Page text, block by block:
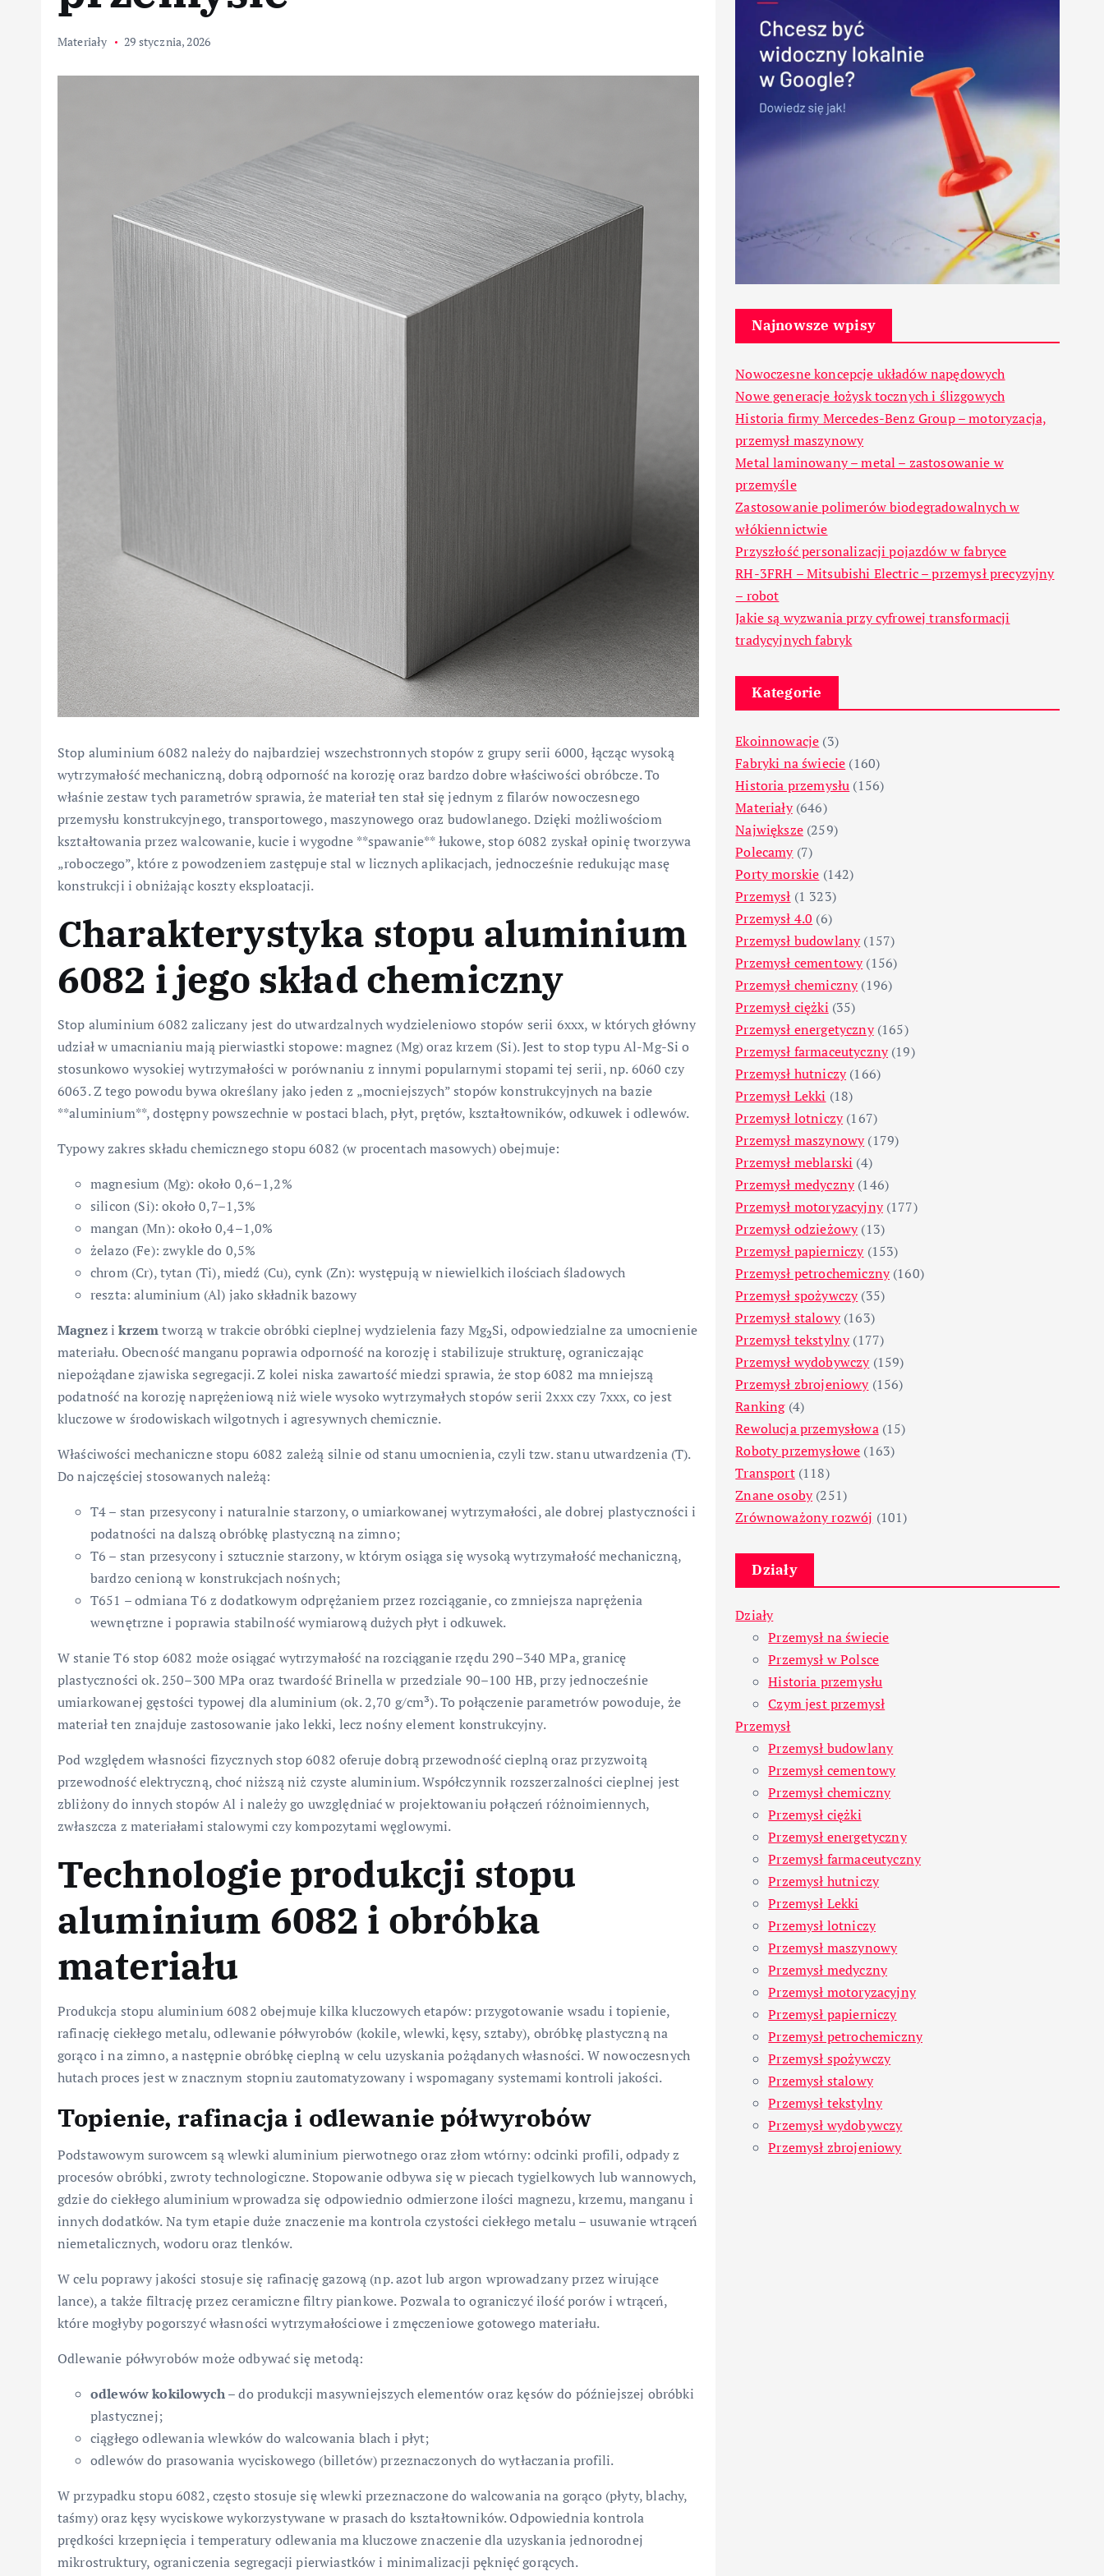
Materiały 29 stycznia, 2026
Stop aluminium 6082 należy do najbardziej wszechstronnych stopów z grupy serii 6000, łącząc wysoką
wytrzymałość mechaniczną, dobrą odporność na korozję oraz bardzo dobre właściwości obróbcze. To
właśnie zestaw tych parametrów sprawia, że materiał ten stał się jednym z filarów nowoczesnego
przemysłu konstrukcyjnego, transportowego, maszynowego oraz budowlanego. Dzięki możliwościom
kształtowania przez walcowanie, kucie i wygodne **spawanie** łukowe, stop 6082 zyskał opinię tworzywa
„roboczego”, które z powodzeniem zastępuje stal w licznych aplikacjach, jednocześnie redukując masę
konstrukcji i obniżając koszty eksploatacji.
Charakterystyka stopu aluminium
6082 i jego skład chemiczny
Stop aluminium 6082 zaliczany jest do utwardzalnych wydzieleniowo stopów serii 6xxx, w których główny
udział w umacnianiu mają pierwiastki stopowe: magnez (Mg) oraz krzem (Si). Jest to stop typu Al-Mg-Si o
stosunkowo wysokiej wytrzymałości w porównaniu z innymi popularnymi stopami tej serii, np. 6060 czy
6063. Z tego powodu bywa określany jako jeden z „mocniejszych” stopów konstrukcyjnych na bazie
**aluminium**, dostępny powszechnie w postaci blach, płyt, prętów, kształtowników, odkuwek i odlewów.
Typowy zakres składu chemicznego stopu 6082 (w procentach masowych) obejmuje:
magnesium (Mg): około 0,6–1,2%
silicon (Si): około 0,7–1,3%
mangan (Mn): około 0,4–1,0%
żelazo (Fe): zwykle do 0,5%
chrom (Cr), tytan (Ti), miedź (Cu), cynk (Zn): występują w niewielkich ilościach śladowych
reszta: aluminium (Al) jako składnik bazowy
Magnezikrzemtworzą w trakcie obróbki cieplnej wydzielenia fazy Mg2Si, odpowiedzialne za umocnienie
materiału. Obecność manganu poprawia odporność na korozję i stabilizuje strukturę, ograniczając
niepożądane zjawiska segregacji. Z kolei niska zawartość miedzi sprawia, że stop 6082 ma mniejszą
podatność na korozję naprężeniową niż wiele wysoko wytrzymałych stopów serii 2xxx czy 7xxx, co jest
kluczowe w środowiskach wilgotnych i agresywnych chemicznie.
Właściwości mechaniczne stopu 6082 zależą silnie od stanu umocnienia, czyli tzw. stanu utwardzenia (T).
Do najczęściej stosowanych należą:
T4 – stan przesycony i naturalnie starzony, o umiarkowanej wytrzymałości, ale dobrej plastyczności i
podatności na dalszą obróbkę plastyczną na zimno;
T6 – stan przesycony i sztucznie starzony, w którym osiąga się wysoką wytrzymałość mechaniczną,
bardzo cenioną w konstrukcjach nośnych;
T651 – odmiana T6 z dodatkowym odprężaniem przez rozciąganie, co zmniejsza naprężenia
wewnętrzne i poprawia stabilność wymiarową dużych płyt i odkuwek.
W stanie T6 stop 6082 może osiągać wytrzymałość na rozciąganie rzędu 290–340 MPa, granicę
plastyczności ok. 250–300 MPa oraz twardość Brinella w przedziale 90–100 HB, przy jednocześnie
umiarkowanej gęstości typowej dla aluminium (ok. 2,70 g/cm³). To połączenie parametrów powoduje, że
materiał ten znajduje zastosowanie jako lekki, lecz nośny element konstrukcyjny.
Pod względem własności fizycznych stop 6082 oferuje dobrą przewodność cieplną oraz przyzwoitą
przewodność elektryczną, choć niższą niż czyste aluminium. Współczynnik rozszerzalności cieplnej jest
zbliżony do innych stopów Al i należy go uwzględniać w projektowaniu połączeń różnoimiennych,
zwłaszcza z materiałami stalowymi czy kompozytami węglowymi.
Technologie produkcji stopu
aluminium 6082 i obróbka
materiału
Produkcja stopu aluminium 6082 obejmuje kilka kluczowych etapów: przygotowanie wsadu i topienie,
rafinację ciekłego metalu, odlewanie półwyrobów (kokile, wlewki, kęsy, sztaby), obróbkę plastyczną na
gorąco i na zimno, a następnie obróbkę cieplną w celu uzyskania pożądanych własności. W nowoczesnych
hutach proces jest w znacznym stopniu zautomatyzowany i wspomagany systemami kontroli jakości.
Topienie, rafinacja i odlewanie półwyrobów
Podstawowym surowcem są wlewki aluminium pierwotnego oraz złom wtórny: odcinki profili, odpady z
procesów obróbki, zwroty technologiczne. Stopowanie odbywa się w piecach tygielkowych lub wannowych,
gdzie do ciekłego aluminium wprowadza się odpowiednio odmierzone ilości magnezu, krzemu, manganu i
innych dodatków. Na tym etapie duże znaczenie ma kontrola czystości ciekłego metalu – usuwanie wtrąceń
niemetalicznych, wodoru oraz tlenków.
W celu poprawy jakości stosuje się rafinację gazową (np. azot lub argon wprowadzany przez wirujące
lance), a także filtrację przez ceramiczne filtry piankowe. Pozwala to ograniczyć ilość porów i wtrąceń,
które mogłyby pogorszyć własności wytrzymałościowe i zmęczeniowe gotowego materiału.
Odlewanie półwyrobów może odbywać się metodą:
odlewów kokilowych– do produkcji masywniejszych elementów oraz kęsów do późniejszej obróbki
plastycznej;
ciągłego odlewania wlewków do walcowania blach i płyt;
odlewów do prasowania wyciskowego (billetów) przeznaczonych do wytłaczania profili.
W przypadku stopu 6082, często stosuje się wlewki przeznaczone do walcowania na gorąco (płyty, blachy,
taśmy) oraz kęsy wyciskowe wykorzystywane w prasach do kształtowników. Odpowiednia kontrola
prędkości krzepnięcia i temperatury odlewania ma kluczowe znaczenie dla uzyskania jednorodnej
mikrostruktury, ograniczenia segregacji pierwiastków i minimalizacji pęknięć gorących.
Najnowsze wpisy
Nowoczesne koncepcje układów napędowych
Nowe generacje łożysk tocznych i ślizgowych
Historia firmy Mercedes-Benz Group – motoryzacja,
przemysł maszynowy
Metal laminowany – metal – zastosowanie w
przemyśle
Zastosowanie polimerów biodegradowalnych w
włókiennictwie
Przyszłość personalizacji pojazdów w fabryce
RH-3FRH – Mitsubishi Electric – przemysł precyzyjny
– robot
Jakie są wyzwania przy cyfrowej transformacji
tradycyjnych fabryk
Kategorie
Ekoinnowacje (3)
Fabryki na świecie (160)
Historia przemysłu (156)
Materiały(646)
Największe(259)
Polecamy(7)
Porty morskie (142)
Przemysł (1 323)
Przemysł 4.0 (6)
Przemysł budowlany(157)
Przemysł cementowy(156)
Przemysł chemiczny(196)
Przemysł ciężki (35)
Przemysł energetyczny(165)
Przemysł farmaceutyczny(19)
Przemysł hutniczy(166)
Przemysł Lekki (18)
Przemysł lotniczy(167)
Przemysł maszynowy(179)
Przemysł meblarski (4)
Przemysł medyczny(146)
Przemysł motoryzacyjny(177)
Przemysł odzieżowy(13)
Przemysł papierniczy(153)
Przemysł petrochemiczny(160)
Przemysł spożywczy(35)
Przemysł stalowy(163)
Przemysł tekstylny(177)
Przemysł wydobywczy(159)
Przemysł zbrojeniowy(156)
Ranking(4)
Rewolucja przemysłowa(15)
Roboty przemysłowe (163)
Transport(118)
Znane osoby(251)
Zrównoważony rozwój (101)
Działy
Działy
Przemysł na świecie
Przemysł w Polsce
Historia przemysłu
Czym jest przemysł
Przemysł
Przemysł budowlany
Przemysł cementowy
Przemysł chemiczny
Przemysł ciężki
Przemysł energetyczny
Przemysł farmaceutyczny
Przemysł hutniczy
Przemysł Lekki
Przemysł lotniczy
Przemysł maszynowy
Przemysł medyczny
Przemysł motoryzacyjny
Przemysł papierniczy
Przemysł petrochemiczny
Przemysł spożywczy
Przemysł stalowy
Przemysł tekstylny
Przemysł wydobywczy
Przemysł zbrojeniowy